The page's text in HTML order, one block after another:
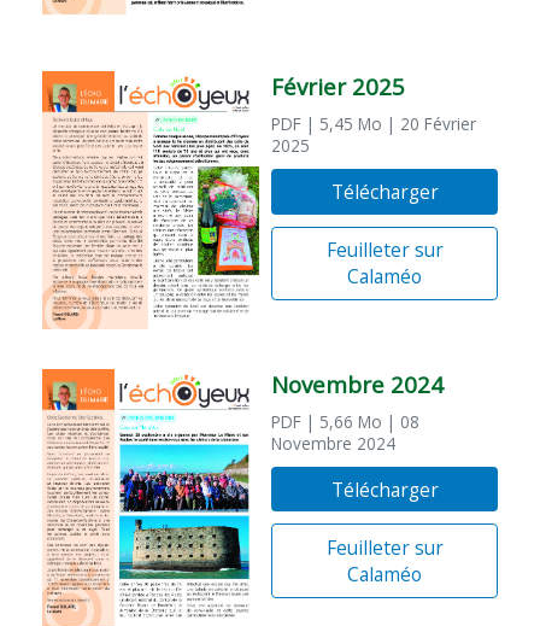
Février 2025
PDF | 5,45 Mo | 20 Février
2025
Télécharger
Feuilleter sur
Calaméo
Novembre 2024
PDF | 5,66 Mo | 08
Novembre 2024
Télécharger
Feuilleter sur
Calaméo